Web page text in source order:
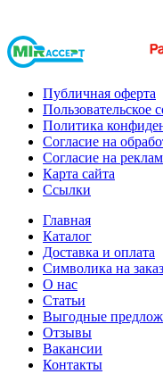
Публичная оферта
Пользовательское
Политика
Согласие на
Согласие на
Карта сайта
Ссылки
Главная
Каталог
Доставка и оплата
Символика на заказ
О нас
Статьи
Выгодные
Отзывы
Вакансии
Контакты